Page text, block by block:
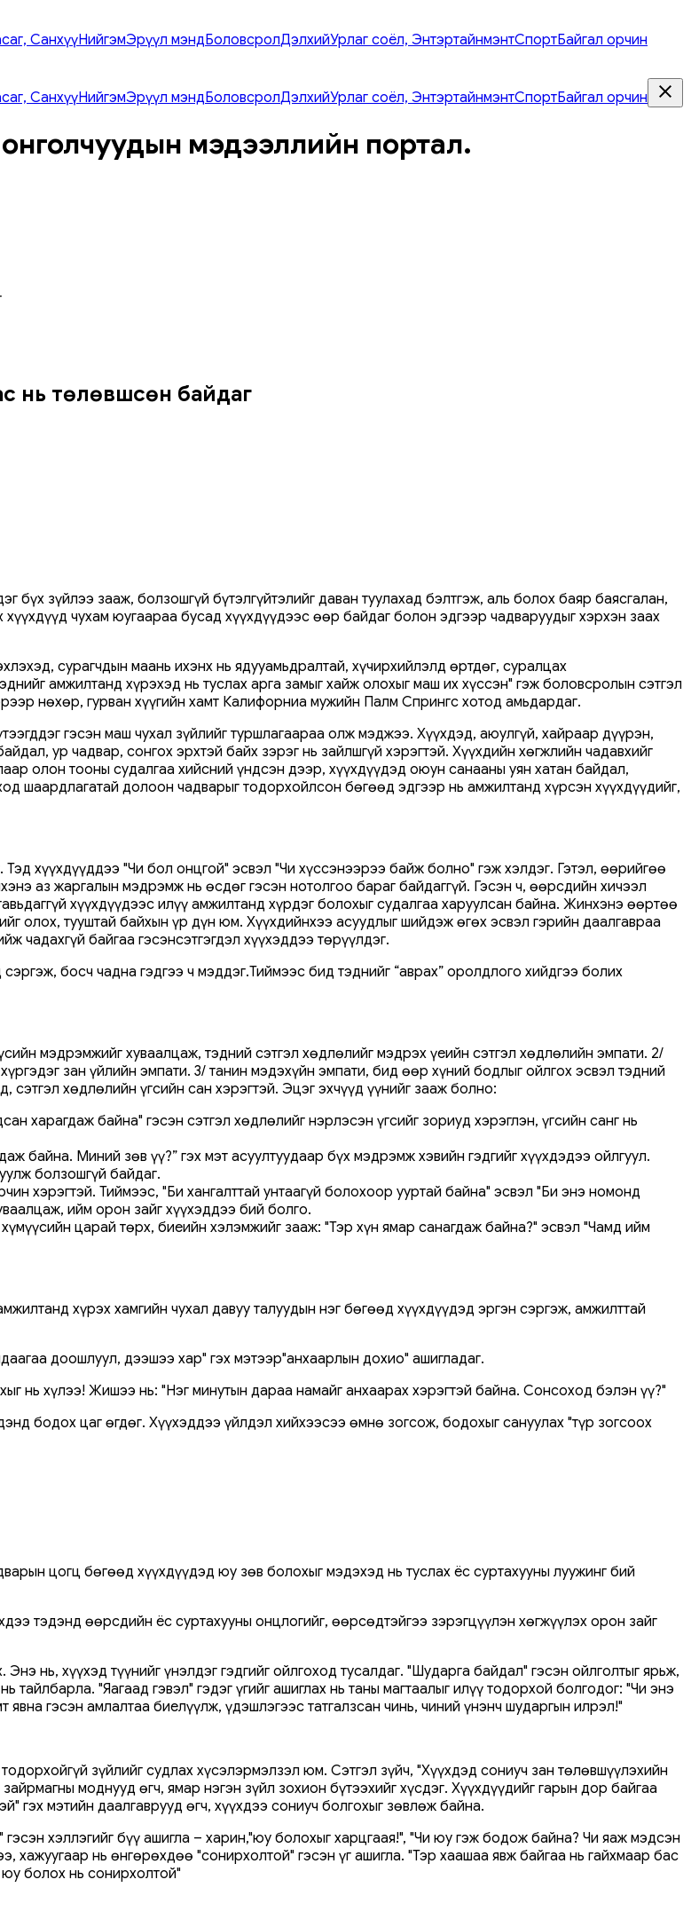
СанхүүНийгэмЭрүүл мэндБоловсролДэлхийУрлаг соёл, ЭнтэртайнмэнтСпортБайгал орчин
СанхүүНийгэмЭрүүл мэндБоловсролДэлхийУрлаг соёл, ЭнтэртайнмэнтСпортБайгал орчин
мэдээллийн портал.
нь төлөвшсөн байдаг
бүх зүйлээ зааж, болзошгүй бүтэлгүйтэлийг даван туулахад бэлтгэж, аль болох баяр баясгалан,
чухам юугаараа бусад хүүхдүүдээс өөр байдаг болон эдгээр чадваруудыг хэрхэн заах
сурагчдын маань ихэнх нь ядууамьдралтай, хүчирхийлэлд өртдөг, суралцах
амжилтанд хүрэхэд нь туслах арга замыг хайж олохыг маш их хүссэн" гэж боловсролын сэтгэл
нөхөр, гурван хүүгийн хамт Калифорниа мужийн Палм Спрингс хотод амьдардаг.
гэсэн маш чухал зүйлийг туршлагаараа олж мэджээ. Хүүхдэд, аюулгүй, хайраар дүүрэн,
ур чадвар, сонгох эрхтэй байх зэрэг нь зайлшгүй хэрэгтэй. Хүүхдийн хөгжлийн чадавхийг
олон тооны судалгаа хийсний үндсэн дээр, хүүхдүүдэд оюун санааны уян хатан байдал,
шаардлагатай долоон чадварыг тодорхойлсон бөгөөд эдгээр нь амжилтанд хүрсэн хүүхдүүдийг,
Тэд хүүхдүүддээ "Чи бол онцгой" эсвэл "Чи хүссэнээрээ байж болно" гэж хэлдэг. Гэтэл, өөрийгөө
аз жаргалын мэдрэмж нь өсдөг гэсэн нотолгоо бараг байдаггүй. Гэсэн ч, өөрсдийн хичээл
хүүхдүүдээс илүү амжилтанд хүрдэг болохыг судалгаа харуулсан байна. Жинхэнэ өөртөө
олох, тууштай байхын үр дүн юм. Хүүхдийнхээ асуудлыг шийдэж өгөх эсвэл гэрийн даалгавраа
чадахгүй байгаа гэсэнсэтгэгдэл хүүхэддээ төрүүлдэг.
босч чадна гэдгээ ч мэддэг.Тиймээс бид тэднийг “аврах” оролдлого хийдгээ болих
мэдрэмжийг хуваалцаж, тэдний сэтгэл хөдлөлийг мэдрэх үеийн сэтгэл хөдлөлийн эмпати. 2/
зан үйлийн эмпати. 3/ танин мэдэхүйн эмпати, бид өөр хүний ​​бодлыг ойлгох эсвэл тэдний
хөдлөлийн үгсийн сан хэрэгтэй. Эцэг эхчүүд үүнийг зааж болно:
харагдаж байна" гэсэн сэтгэл хөдлөлийг нэрлэсэн үгсийг зориуд хэрэглэн, үгсийн санг нь
байна. Миний зөв үү?” гэх мэт асуултуудаар бүх мэдрэмж хэвийн гэдгийг хүүхдэдээ ойлгуул.
болзошгүй байдаг.
хэрэгтэй. Тиймээс, "Би хангалттай унтаагүй болохоор ууртай байна" эсвэл "Би энэ номонд
ийм орон зайг хүүхэддээ бий болго.
царай төрх, биеийн хэлэмжийг зааж: "Тэр хүн ямар санагдаж байна?" эсвэл "Чамд ийм
хүрэх хамгийн чухал давуу талуудын нэг бөгөөд хүүхдүүдэд эргэн сэргэж, амжилттай
доошлуул, дээшээ хар" гэх мэтээр"анхаарлын дохио" ашигладаг.
нь хүлээ! Жишээ нь: "Нэг минутын дараа намайг анхаарах хэрэгтэй байна. Сонсоход бэлэн үү?"
бодох цаг өгдөг. Хүүхэддээ үйлдэл хийхээсээ өмнө зогсож, бодохыг сануулах "түр зогсоох
цогц бөгөөд хүүхдүүдэд юу зөв болохыг мэдэхэд нь туслах ёс суртахууны луужинг бий
тэдэнд өөрсдийн ёс суртахууны онцлогийг, өөрсөдтэйгээ зэрэгцүүлэн хөгжүүлэх орон зайг
нь, хүүхэд түүнийг үнэлдэг гэдгийг ойлгоход тусалдаг. "Шударга байдал" гэсэн ойлголтыг ярьж,
"Яагаад гэвэл" гэдэг үгийг ашиглах нь таны магтаалыг илүү тодорхой болгодог: "Чи энэ
явна гэсэн амлалтаа биелүүлж, үдэшлэгээс татгалзсан чинь, чиний үнэнч шударгын илрэл!"
зүйлийг судлах хүсэлэрмэлзэл юм. Сэтгэл зүйч, "Хүүхдэд сониуч зан төлөвшүүлэхийн
моднууд өгч, ямар нэгэн зүйл зохион бүтээхийг хүсдэг. Хүүхдүүдийг гарын дор байгаа
мэтийн даалгаврууд өгч, хүүхдээ сониуч болгохыг зөвлөж байна.
хэллэгийг бүү ашигла – харин,"юу болохыг харцгаая!", "Чи юу гэж бодож байна? Чи яаж мэдсэн
нь өнгөрөхдөө "сонирхолтой" гэсэн үг ашигла. "Тэр хаашаа явж байгаа нь гайхмаар бас
болох нь сонирхолтой"